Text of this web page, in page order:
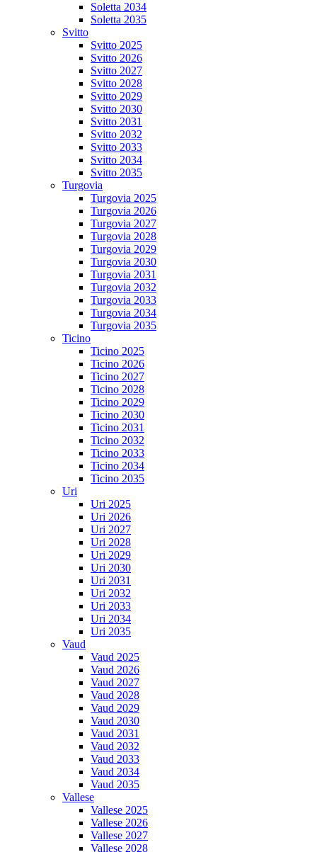
Soletta 2034
Soletta 2035
Svitto
Svitto 2025
Svitto 2026
Svitto 2027
Svitto 2028
Svitto 2029
Svitto 2030
Svitto 2031
Svitto 2032
Svitto 2033
Svitto 2034
Svitto 2035
Turgovia
Turgovia 2025
Turgovia 2026
Turgovia 2027
Turgovia 2028
Turgovia 2029
Turgovia 2030
Turgovia 2031
Turgovia 2032
Turgovia 2033
Turgovia 2034
Turgovia 2035
Ticino
Ticino 2025
Ticino 2026
Ticino 2027
Ticino 2028
Ticino 2029
Ticino 2030
Ticino 2031
Ticino 2032
Ticino 2033
Ticino 2034
Ticino 2035
Uri
Uri 2025
Uri 2026
Uri 2027
Uri 2028
Uri 2029
Uri 2030
Uri 2031
Uri 2032
Uri 2033
Uri 2034
Uri 2035
Vaud
Vaud 2025
Vaud 2026
Vaud 2027
Vaud 2028
Vaud 2029
Vaud 2030
Vaud 2031
Vaud 2032
Vaud 2033
Vaud 2034
Vaud 2035
Vallese
Vallese 2025
Vallese 2026
Vallese 2027
Vallese 2028